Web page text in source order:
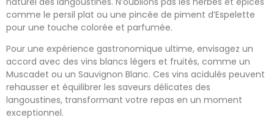
comme le persil plat ou une pincée de piment d’Espelette
pour une touche colorée et parfumée.
Pour une expérience gastronomique ultime, envisagez un
accord avec des vins blancs légers et fruités, comme un
Muscadet ou un Sauvignon Blanc. Ces vins acidulés peuvent
rehausser et équilibrer les saveurs délicates des
langoustines, transformant votre repas en un moment
exceptionnel.